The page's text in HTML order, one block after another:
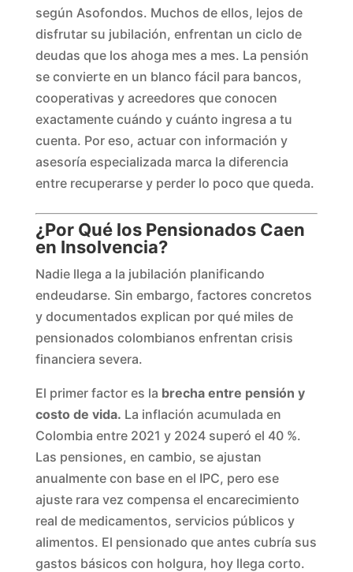
según Asofondos. Muchos de ellos, lejos de
disfrutar su jubilación, enfrentan un ciclo de
deudas que los ahoga mes a mes. La pensión
se convierte en un blanco fácil para bancos,
cooperativas y acreedores que conocen
exactamente cuándo y cuánto ingresa a tu
cuenta. Por eso, actuar con información y
asesoría especializada marca la diferencia
entre recuperarse y perder lo poco que queda.
¿Por Qué los Pensionados Caen
en Insolvencia?
Nadie llega a la jubilación planificando
endeudarse. Sin embargo, factores concretos
y documentados explican por qué miles de
pensionados colombianos enfrentan crisis
financiera severa.
El primer factor es la brecha entre pensión y
costo de vida. La inflación acumulada en
Colombia entre 2021 y 2024 superó el 40 %.
Las pensiones, en cambio, se ajustan
anualmente con base en el IPC, pero ese
ajuste rara vez compensa el encarecimiento
real de medicamentos, servicios públicos y
alimentos. El pensionado que antes cubría sus
gastos básicos con holgura, hoy llega corto.